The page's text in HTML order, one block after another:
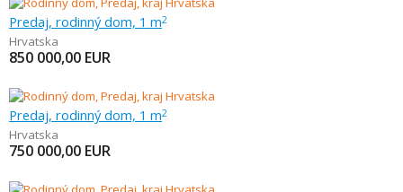
Predaj, rodinný dom, 1 m2
Hrvatska
850 000,00 EUR
Predaj, rodinný dom, 1 m2
Hrvatska
750 000,00 EUR